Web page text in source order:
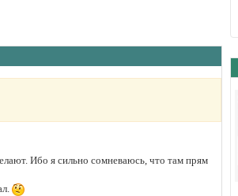
Ибо я сильно сомневаюсь, что там прям